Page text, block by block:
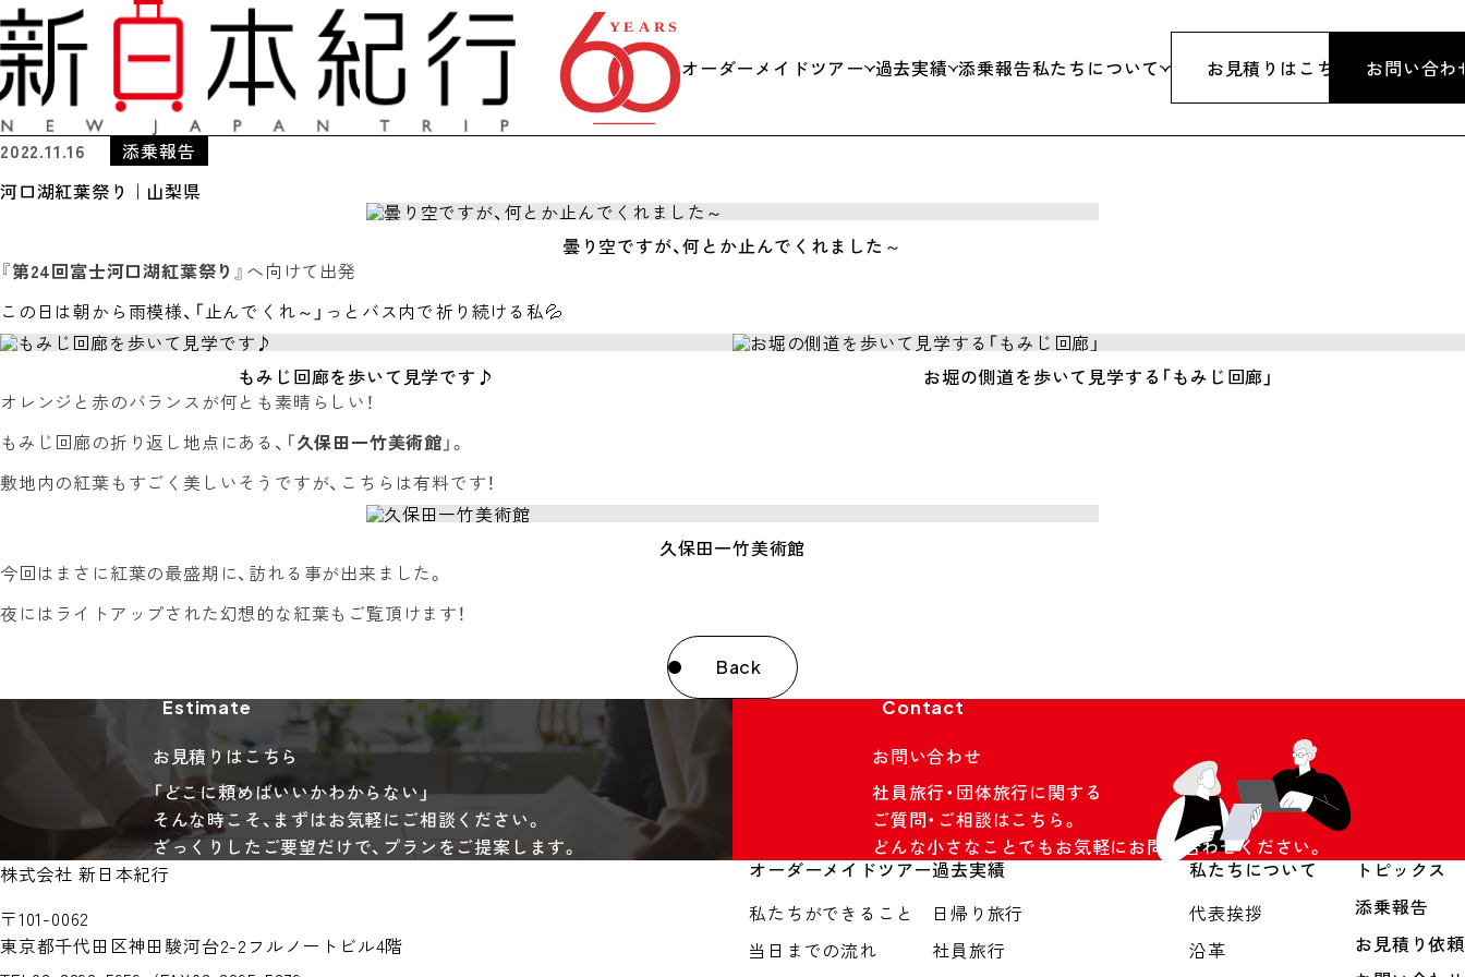
オーダーメイドツアー
当日までの流れ
過去実績
社員旅行
会議・研修・パーティーイベント
添乗報告私たちについて
沿革
アクセス
お見積りはこちら お問い合わ
2022.11.16
添乗報告
河口湖紅葉祭り｜山梨県
曇り空ですが、何とか止んでくれました～
『第24回富士河口湖紅葉祭り』へ向けて出発
この日は朝から雨模様、「止んでくれ～」っとバス内で祈り続ける私💦
もみじ回廊を歩いて見学です♪
お堀の側道を歩いて見学する「もみじ回廊」
オレンジと赤のバランスが何とも素晴らしい！
もみじ回廊の折り返し地点にある、「久保田一竹美術館 」。
敷地内の紅葉もすごく美しいそうですが、こちらは有料です！
久保田一竹美術館
今回はまさに紅葉の最盛期に、訪れる事が出来ました。
夜にはライトアップされた幻想的な紅葉もご覧頂けます！
Back
Estimate
お見積りはこちら
「どこに頼めばいいかわからない」
そんな時こそ、まずはお気軽にご相談ください。
ざっくりしたご要望だけで、プランをご提案します。
Contact
お問い合わせ
社員旅行・団体旅行に関する
ご質問・ご相談はこちら。
どんな小さなことでもお気軽にお問い合わせください。
株式会社 新日本紀行
〒101-0062
東京都千代田区神田駿河台2-2 フルノートビル4階
オーダーメイドツアー
私たちができること
当日までの流れ
過去実績
日帰り旅行
社員旅行
私たちについて
代表挨拶
沿革
トピックス
添乗報告
お見積り依頼